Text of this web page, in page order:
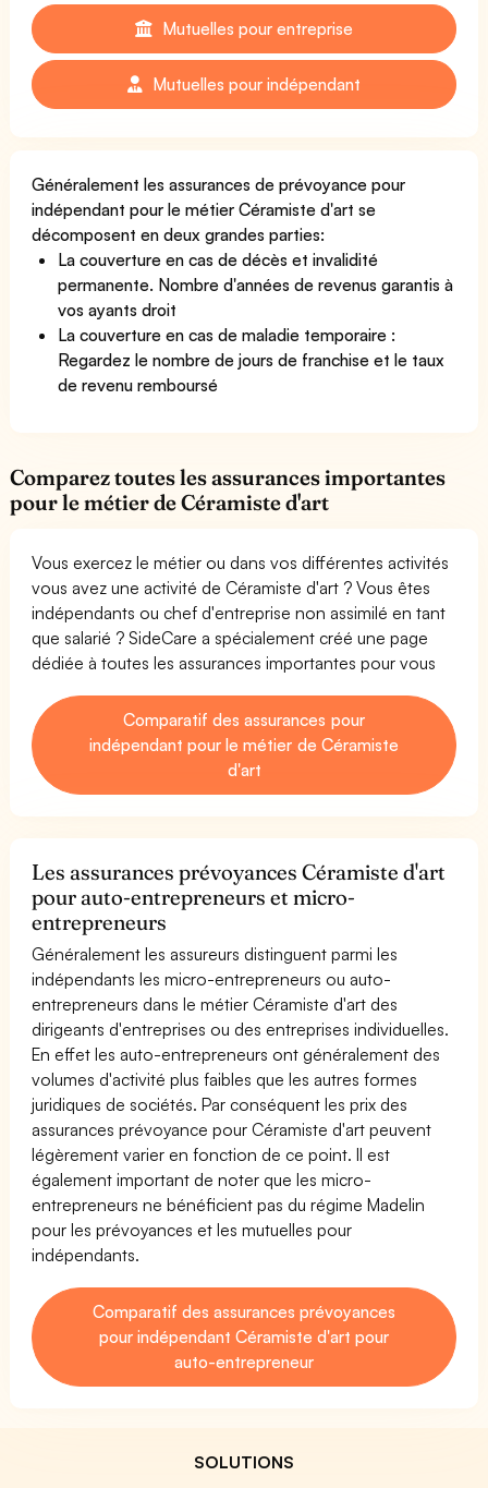
Mutuelles pour entreprise
Mutuelles pour indépendant
Généralement les assurances de prévoyance pour
indépendant pour le métier Céramiste d'art se
décomposent en deux grandes parties:
La couverture en cas de décès et invalidité
permanente. Nombre d'années de revenus garantis à
vos ayants droit
La couverture en cas de maladie temporaire :
Regardez le nombre de jours de franchise et le taux
de revenu remboursé
Comparez toutes les assurances importantes
pour le métier de Céramiste d'art
Vous exercez le métier ou dans vos différentes activités
vous avez une activité de Céramiste d'art ? Vous êtes
indépendants ou chef d'entreprise non assimilé en tant
que salarié ? SideCare a spécialement créé une page
dédiée à toutes les assurances importantes pour vous
Comparatif des assurances pour
indépendant pour le métier de Céramiste
d'art
Les assurances prévoyances Céramiste d'art
pour auto-entrepreneurs et micro-
entrepreneurs
Généralement les assureurs distinguent parmi les
indépendants les micro-entrepreneurs ou auto-
entrepreneurs dans le métier Céramiste d'art des
dirigeants d'entreprises ou des entreprises individuelles.
En effet les auto-entrepreneurs ont généralement des
volumes d'activité plus faibles que les autres formes
juridiques de sociétés. Par conséquent les prix des
assurances prévoyance pour Céramiste d'art peuvent
légèrement varier en fonction de ce point. Il est
également important de noter que les micro-
entrepreneurs ne bénéficient pas du régime Madelin
pour les prévoyances et les mutuelles pour
indépendants.
Comparatif des assurances prévoyances
pour indépendant Céramiste d'art pour
auto-entrepreneur
SOLUTIONS